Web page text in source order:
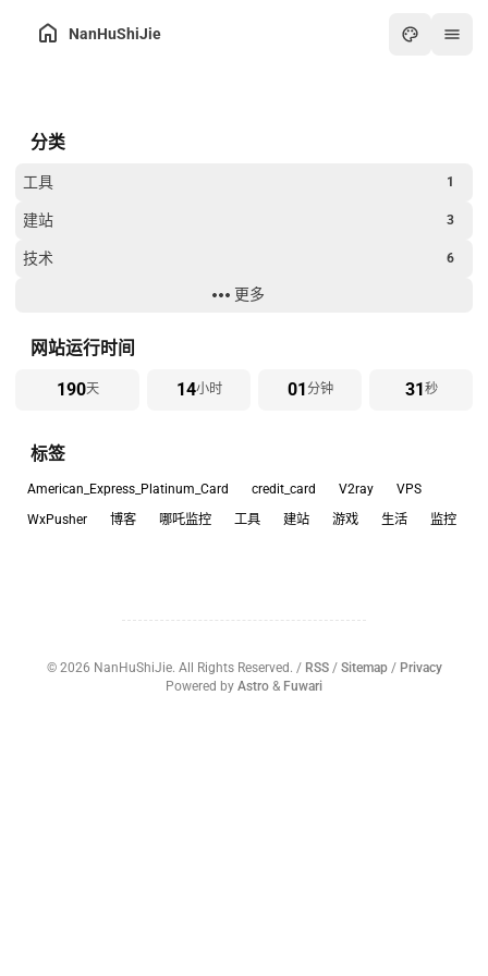
NanHuShiJie
分类
工具 1
建站 3
技术 6
过年
更多
网站运行时间
190天 14小时 01分钟 31秒
标签
American_Express_Platinum_Card credit_card V2ray
VPS
WxPusher
博客 哪吒监控 工具 建站 游戏 生活 监控
© 2026 NanHuShiJie. All Rights Reserved. / RSS/ Sitemap/ Privacy
Powered by Astro & Fuwari